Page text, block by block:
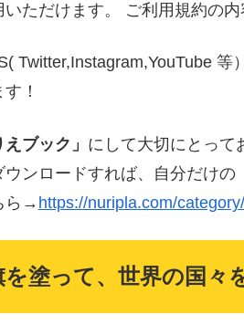
ただけます。 ご利用規約の内
Twitter,Instagram,YouTube
！
えブック」 にして大切にとって
ンロードすれば、自分だけの
ら→ https://nuripla.com/
塗って、世界の国々